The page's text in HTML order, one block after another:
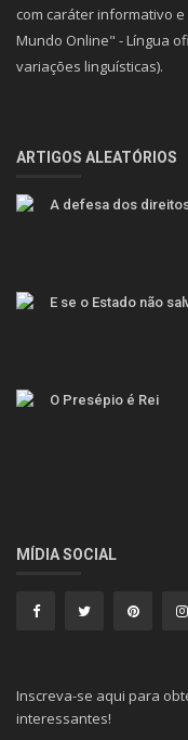
com caráter informativo
Mundo Online" - Língua
variações linguísticas).
ARTIGOS ALEATÓRIOS
A defesa dos
E se o Estado não
O Presépio é Rei
MÍDIA SOCIAL
Inscreva-se aqui para
interessantes!